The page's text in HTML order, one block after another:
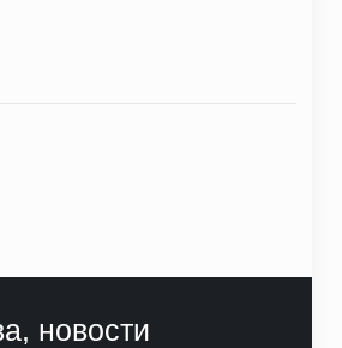
новости